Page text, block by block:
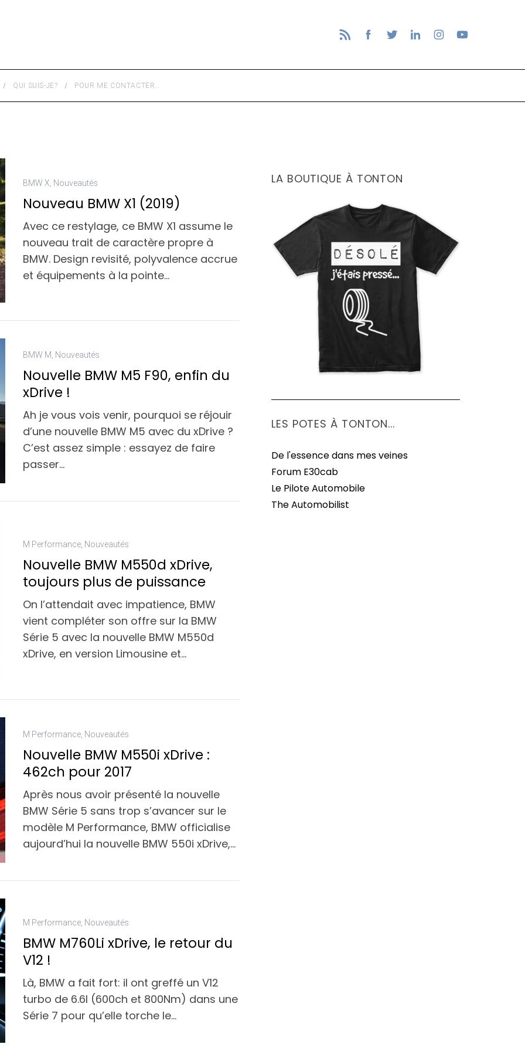
QUI SUIS-JE? POUR ME CONTACTER…
BMW X Nouveautés
Nouveau BMW X1 (2019)
Avec ce restylage, ce BMW X1 assume le
nouveau trait de caractère propre à
BMW. Design revisité, polyvalence accrue
et équipements à la pointe…
BMW M Nouveautés
Nouvelle BMW M5 F90, enfin du
xDrive !
Ah je vous vois venir, pourquoi se réjouir
d’une nouvelle BMW M5 avec du xDrive ?
C’est assez simple : essayez de faire
passer…
M Performance Nouveautés
Nouvelle BMW M550d xDrive,
toujours plus de puissance
On l’attendait avec impatience, BMW
vient compléter son offre sur la BMW
Série 5 avec la nouvelle BMW M550d
xDrive, en version Limousine et…
M Performance Nouveautés
Nouvelle BMW M550i xDrive :
462ch pour 2017
Après nous avoir présenté la nouvelle
BMW Série 5 sans trop s’avancer sur le
modèle M Performance, BMW officialise
aujourd’hui la nouvelle BMW 550i xDrive,…
M Performance, Nouveautés
BMW M760Li xDrive, le retour du
V12 !
Là, BMW a fait fort: il ont greffé un V12
turbo de 6.6l (600ch et 800Nm) dans une
Série 7 pour qu’elle torche le…
LA BOUTIQUE À TONTON
LES POTES À TONTON...
De l'essence dans mes veines
Forum E30cab
Le Pilote Automobile
The Automobilist